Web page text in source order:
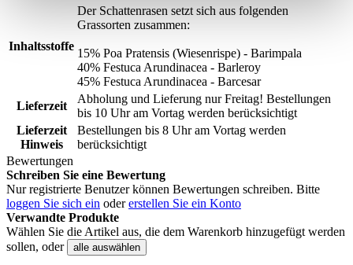
Inhaltsstoffe
Der Schattenrasen setzt sich aus folgenden
Grassorten zusammen:
15% Poa Pratensis (Wiesenrispe) - Barimpala
40% Festuca Arundinacea - Barleroy
45% Festuca Arundinacea - Barcesar
Lieferzeit
Abholung und Lieferung nur Freitag! Bestellungen
bis 10 Uhr am Vortag werden berücksichtigt
Lieferzeit
Hinweis
Bestellungen bis 8 Uhr am Vortag werden
berücksichtigt
Bewertungen
Schreiben Sie eine Bewertung
Nur registrierte Benutzer können Bewertungen schreiben. Bitte
loggen Sie sich ein odererstellen Sie ein Konto
Verwandte Produkte
Wählen Sie die Artikel aus, die dem Warenkorb hinzugefügt werden
sollen, oder
alle auswählen